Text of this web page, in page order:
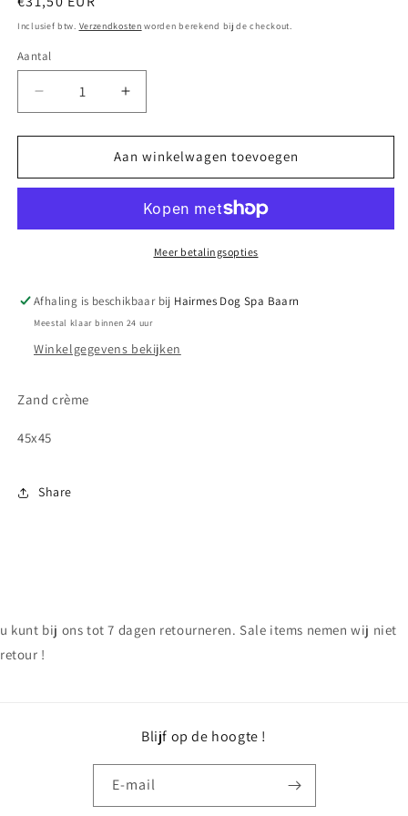
prijs
Inclusief btw. Verzendkosten worden berekend bij de checkout.
Aantal
Aantal
verlagen
voor
Sierkussen
munchie
Aantal
verhogen
voor
Sierkussen
munchie
Aan winkelwagen toevoegen
Meer betalingsopties
Afhaling is beschikbaar bij Hairmes Dog Spa Baarn
Meestal klaar binnen 24 uur
Winkelgegevens bekijken
Zand crème
45x45
Share
u kunt bij ons tot 7 dagen retourneren. Sale items nemen wij niet
retour !
Blijf op de hoogte !
E‑mail